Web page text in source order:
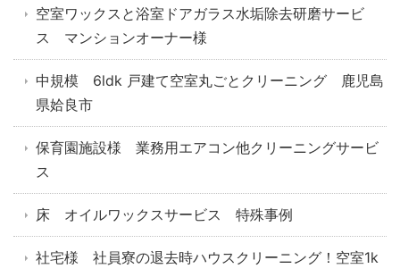
空室ワックスと浴室ドアガラス水垢除去研磨サービ
ス マンションオーナー様
中規模 6ldk 戸建て空室丸ごとクリーニング 鹿児島
県姶良市
保育園施設様 業務用エアコン他クリーニングサービ
ス
床 オイルワックスサービス 特殊事例
社宅様 社員寮の退去時ハウスクリーニング！空室1k